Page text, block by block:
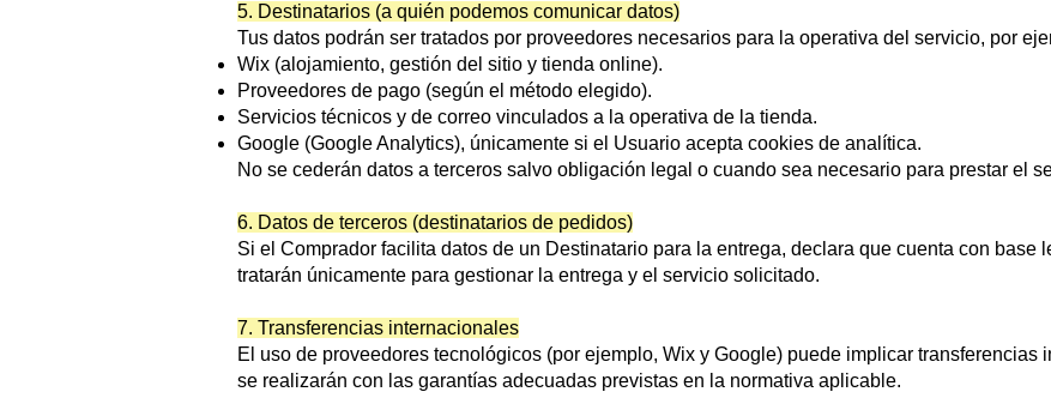
5. Destinatarios (a quién podemos comunicar datos)
Tus datos podrán ser tratados por proveedores necesarios para la operativa del servicio, por
Wix (alojamiento, gestión del sitio y tienda online).
Proveedores de pago (según el método elegido).
Servicios técnicos y de correo vinculados a la operativa de la tienda.
Google (Google Analytics), únicamente si el Usuario acepta cookies de analítica.
No se cederán datos a terceros salvo obligación legal o cuando sea necesario para prestar el
6. Datos de terceros (destinatarios de pedidos)
Si el Comprador facilita datos de un Destinatario para la entrega, declara que cuenta con base
tratarán únicamente para gestionar la entrega y el servicio solicitado.
7. Transferencias internacionales
El uso de proveedores tecnológicos (por ejemplo, Wix y Google) puede implicar transferencias
se realizarán con las garantías adecuadas previstas en la normativa aplicable.